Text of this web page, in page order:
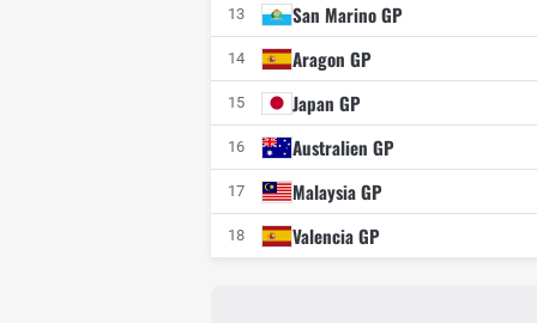
13 San Marino GP
14 Aragon GP
15 Japan GP
16 Australien GP
17 Malaysia GP
18 Valencia GP